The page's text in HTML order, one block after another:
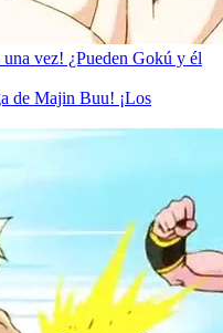
vez! ¿Pueden Gokú y él
de Majin Buu! ¡Los